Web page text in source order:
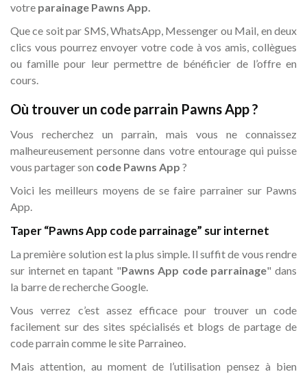
votre parainage Pawns App.
Que ce soit par SMS, WhatsApp, Messenger ou Mail, en deux
clics vous pourrez envoyer votre code à vos amis, collègues
ou famille pour leur permettre de bénéficier de l’offre en
cours.
Où trouver un code parrain Pawns App ?
Vous recherchez un parrain, mais vous ne connaissez
malheureusement personne dans votre entourage qui puisse
vous partager son code Pawns App ?
Voici les meilleurs moyens de se faire parrainer sur Pawns
App.
Taper “Pawns App code parrainage” sur internet
La première solution est la plus simple. Il suffit de vous rendre
sur internet en tapant "Pawns App code parrainage" dans
la barre de recherche Google.
Vous verrez c’est assez efficace pour trouver un code
facilement sur des sites spécialisés et blogs de partage de
code parrain comme le site Parraineo.
Mais attention, au moment de l’utilisation pensez à bien